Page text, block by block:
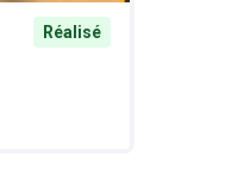
Réalisé